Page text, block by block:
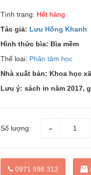
Tình trạng: Hết hàng
Tác giả: Lưu Hồng Khanh
Hình thức bìa: Bìa mềm
Thể loại: Phân tâm học
Nhà xuất bản: Khoa học
Lưu ý: sách in năm 2017,
Số lượng:
0971 998 312